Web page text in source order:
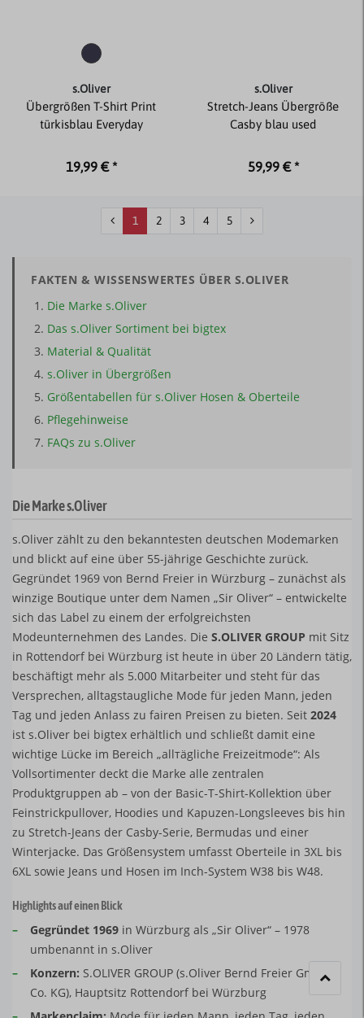
s.Oliver
Übergrößen T-Shirt Print
türkisblau Everyday
19,99 € *
s.Oliver
Stretch-Jeans Übergröße
Casby blau used
59,99 € *
1 2 3 4 5
FAKTEN & WISSENSWERTES ÜBER S.OLIVER
Die Marke s.Oliver
Das s.Oliver Sortiment bei bigtex
Material & Qualität
s.Oliver in Übergrößen
Größentabellen für s.Oliver Hosen & Oberteile
Pflegehinweise
FAQs zu s.Oliver
Die Marke s.Oliver
s.Oliver zählt zu den bekanntesten deutschen Modemarken
und blickt auf eine über 55-jährige Geschichte zurück.
Gegründet 1969 von Bernd Freier in Würzburg – zunächst als
winzige Boutique unter dem Namen „Sir Oliver“ – entwickelte
sich das Label zu einem der erfolgreichsten
Modeunternehmen des Landes. Die S.OLIVER GROUP mit Sitz
in Rottendorf bei Würzburg ist heute in über 20 Ländern tätig,
beschäftigt mehr als 5.000 Mitarbeiter und steht für das
Versprechen, alltagstaugliche Mode für jeden Mann, jeden
Tag und jeden Anlass zu fairen Preisen zu bieten. Seit 2024
ist s.Oliver bei bigtex erhältlich und schließt damit eine
wichtige Lücke im Bereich „allтägliche Freizeitmode“: Als
Vollsortimenter deckt die Marke alle zentralen
Produktgruppen ab – von der Basic-T-Shirt-Kollektion über
Feinstrickpullover, Hoodies und Kapuzen-Longsleeves bis hin
zu Stretch-Jeans der Casby-Serie, Bermudas und einer
Winterjacke. Das Größensystem umfasst Oberteile in 3XL bis
6XL sowie Jeans und Hosen im Inch-System W38 bis W48.
Highlights auf einen Blick
– Gegründet 1969 in Würzburg als „Sir Oliver“ – 1978
umbenannt in s.Oliver
–
Konzern: S.OLIVER GROUP (s.Oliver Bernd Freier GmbH &
Co. KG), Hauptsitz Rottendorf bei Würzburg